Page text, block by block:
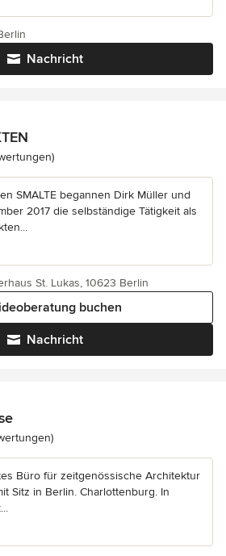
Nachricht
5 von 5 Sternen
SMALTE begannen Dirk Müller und
2017 die selbständige Tätigkeit als
Nachricht
buchen
St. Lukas, 10623 Berlin
5 von 5 Sternen
Büro für zeitgenössische Architektur
Sitz in Berlin. Charlottenburg. In